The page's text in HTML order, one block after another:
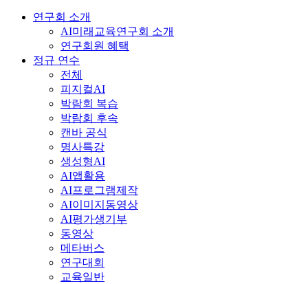
연구회 소개
AI미래교육연구회 소개
연구회원 혜택
정규 연수
전체
피지컬AI
박람회 복습
박람회 후속
캔바 공식
명사특강
생성형AI
AI앱활용
AI프로그램제작
AI이미지동영상
AI평가생기부
동영상
메타버스
연구대회
교육일반